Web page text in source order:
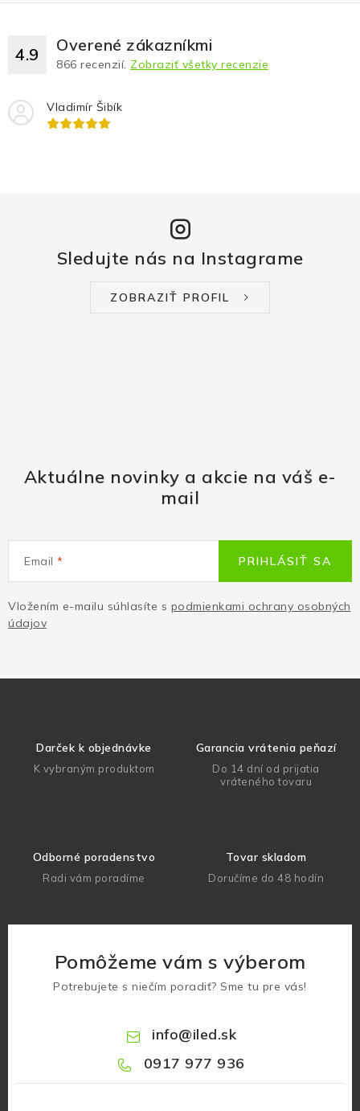
4.9 Overené zákazníkmi
866 recenzií. Zobraziť všetky recenzie
Vladimír Šibík
Sledujte nás na Instagrame
ZOBRAZIŤ PROFIL
Aktuálne novinky a akcie na váš e-
mail
Email
Vložením e-mailu súhlasíte s podmienkami ochrany osobných
údajov
PRIHLÁSIŤ SA
Darček k objednávke
K vybraným produktom
Garancia vrátenia peňazí
Do 14 dní od prijatia
vráteného tovaru
Odborné poradenstvo
Radi vám poradíme
Tovar skladom
Doručíme do 48 hodín
Pomôžeme vám s výberom
Potrebujete s niečím poradiť? Sme tu pre vás!
info@iled.sk
0917 977 936